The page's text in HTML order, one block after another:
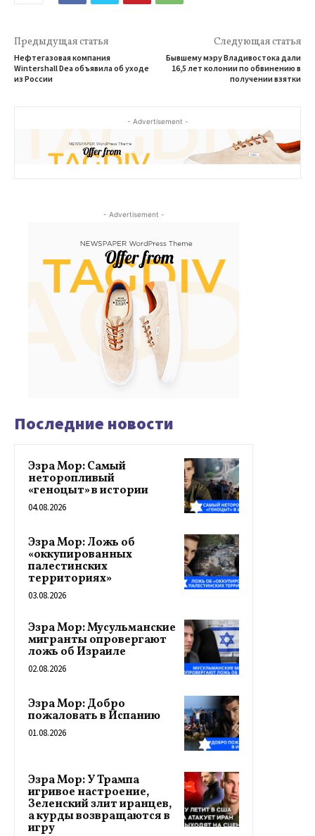
Предыдущая статья
Нефтегазовая компания
Wintershall Dea объявила об уходе
из России
Следующая статья
Бывшему мэру Владивостока дали
16,5 лет колонии по обвинению в
получении взятки
- Advertisement -
- Advertisement -
Последние новости
Эзра Мор: Самый
неторопливый
«геноцыт» в истории
04.08.2026
Эзра Мор: Ложь об
«оккупированных
палестинских
территориях»
03.08.2026
Эзра Мор: Мусульманские
мигранты опровергают
ложь об Израиле
02.08.2026
Эзра Мор: Добро
пожаловать в Испанию
01.08.2026
Эзра Мор: У Трампа
игривое настроение,
Зеленский злит иранцев,
а курды возвращаются в
игру